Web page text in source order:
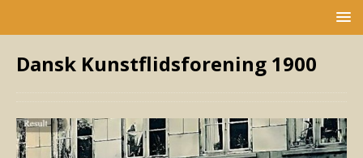
Dansk Kunstflidsforening 1900